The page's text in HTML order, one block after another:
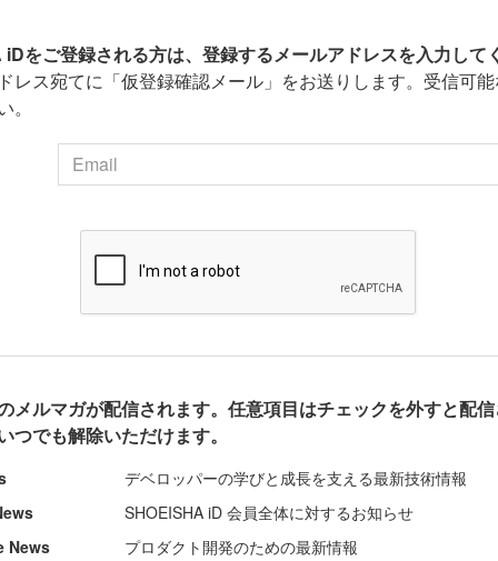
をご登録される方は、登録するメールアドレスを入力して
レス宛てに「仮登録確認メール」をお送りします。受信可
メルマガが配信されます。任意項目はチェックを外すと配
つでも解除いただけます。
デベロッパーの学びと成長を支える最新技術情報
SHOEISHA iD 会員全体に対するお知らせ
News
プロダクト開発のための最新情報